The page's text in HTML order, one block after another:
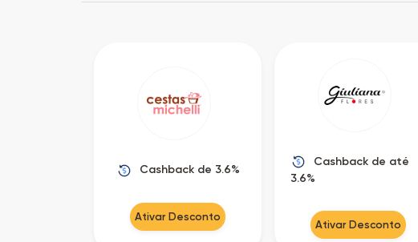
Cashback de 3.6%
Ativar Desconto
Cashback de até
3.6%
Ativar Desconto